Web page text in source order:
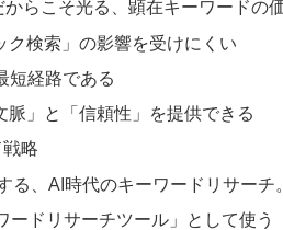
らこそ光る、顕在キーワードの価
検索」の影響を受けにくい
短経路である
」と「信頼性」を提供できる
略
る、AI時代のキーワードリサーチ。
ードリサーチツール」として使う